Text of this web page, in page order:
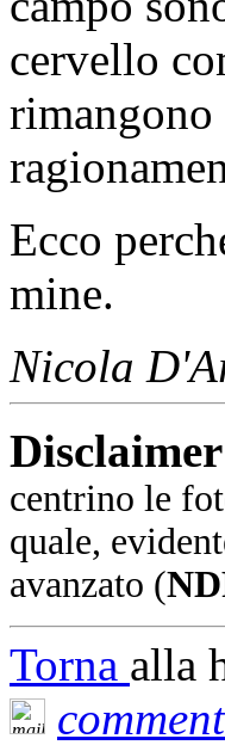
cervello
Ecco
mine.
Nicola
centrino le
quale,
avanzato (
Torna alla